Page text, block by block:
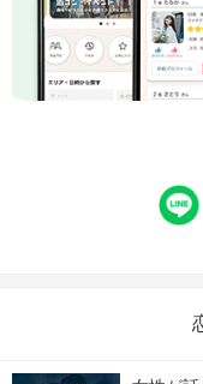
①公式アプリのダウン
②本人確認書類の事前
に、ご協力をお願い